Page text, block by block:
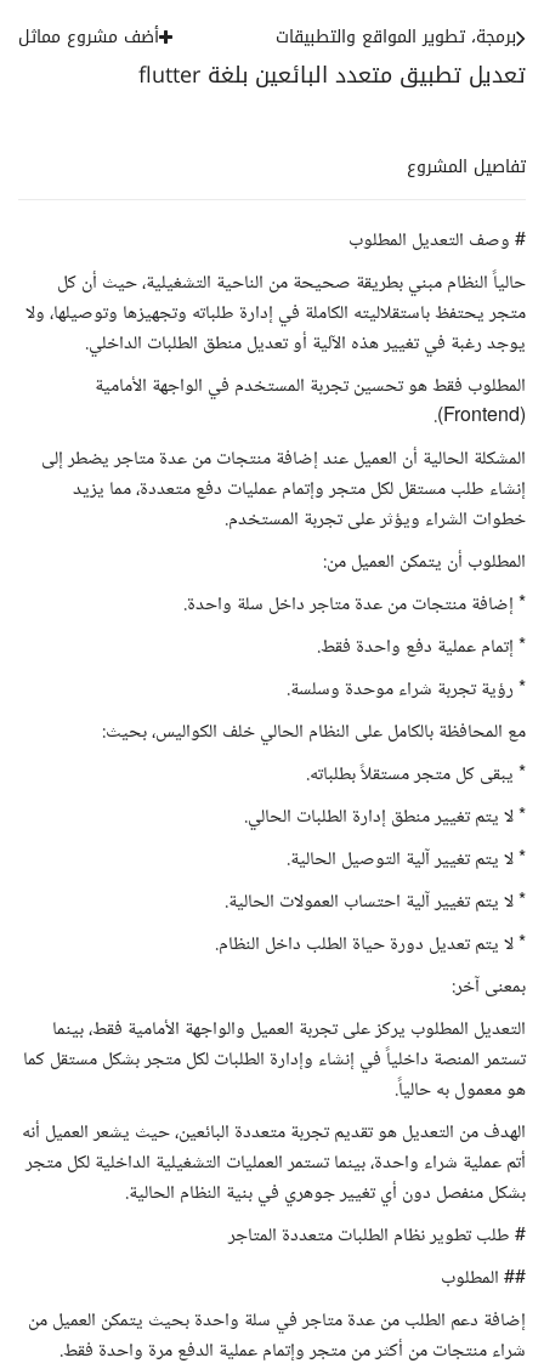
تعديل تطبيق متعدد البائعين بلغة flutter
برمجة، تطوير المواقع والتطبيقات أضف مشروع مماثل
تفاصيل المشروع
# وصف التعديل المطلوب
حالياً النظام مبني بطريقة صحيحة من الناحية التشغيلية، حيث أن كل
متجر يحتفظ باستقلاليته الكاملة في إدارة طلباته وتجهيزها وتوصيلها، ولا
يوجد رغبة في تغيير هذه الآلية أو تعديل منطق الطلبات الداخلي.
المطلوب فقط هو تحسين تجربة المستخدم في الواجهة الأمامية
(Frontend).
المشكلة الحالية أن العميل عند إضافة منتجات من عدة متاجر يضطر إلى
إنشاء طلب مستقل لكل متجر وإتمام عمليات دفع متعددة، مما يزيد
خطوات الشراء ويؤثر على تجربة المستخدم.
المطلوب أن يتمكن العميل من:
* إضافة منتجات من عدة متاجر داخل سلة واحدة.
* إتمام عملية دفع واحدة فقط.
* رؤية تجربة شراء موحدة وسلسة.
مع المحافظة بالكامل على النظام الحالي خلف الكواليس، بحيث:
* يبقى كل متجر مستقلاً بطلباته.
* لا يتم تغيير منطق إدارة الطلبات الحالي.
* لا يتم تغيير آلية التوصيل الحالية.
* لا يتم تغيير آلية احتساب العمولات الحالية.
* لا يتم تعديل دورة حياة الطلب داخل النظام.
بمعنى آخر:
التعديل المطلوب يركز على تجربة العميل والواجهة الأمامية فقط، بينما
تستمر المنصة داخلياً في إنشاء وإدارة الطلبات لكل متجر بشكل مستقل كما
هو معمول به حالياً.
الهدف من التعديل هو تقديم تجربة متعددة البائعين، حيث يشعر العميل أنه
أتم عملية شراء واحدة، بينما تستمر العمليات التشغيلية الداخلية لكل متجر
بشكل منفصل دون أي تغيير جوهري في بنية النظام الحالية.
# طلب تطوير نظام الطلبات متعددة المتاجر
## المطلوب
إضافة دعم الطلب من عدة متاجر في سلة واحدة بحيث يتمكن العميل من
شراء منتجات من أكثر من متجر وإتمام عملية الدفع مرة واحدة فقط.